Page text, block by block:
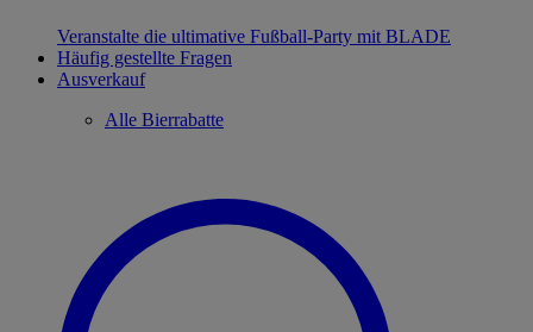
Veranstalte die ultimative Fußball-Party mit BLADE
Häufig gestellte Fragen
Ausverkauf
Alle Bierrabatte